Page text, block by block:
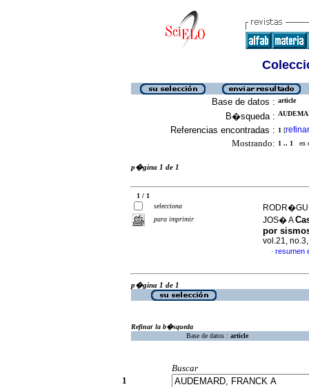
Base de datos : article
B�squeda :
Referencias encontradas : 1 [refinar
Mostrando: 1 .. 1 en
p�gina 1 de 1
1 / 1
selecciona
para imprimir
JOS� A
por
vol.21,
· resumen
p�gina 1 de 1
Refinar la b�squeda
Base de datos : article
Buscar
1